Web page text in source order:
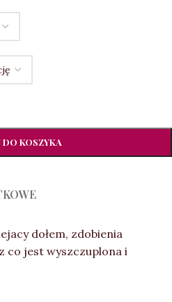
DO KOSZYKA
dołem, zdobienia
co jest wyszczuplona i